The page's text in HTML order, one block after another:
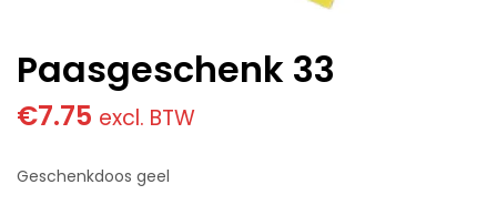
Paasgeschenk 33
€7.75 excl. BTW
Geschenkdoos geel